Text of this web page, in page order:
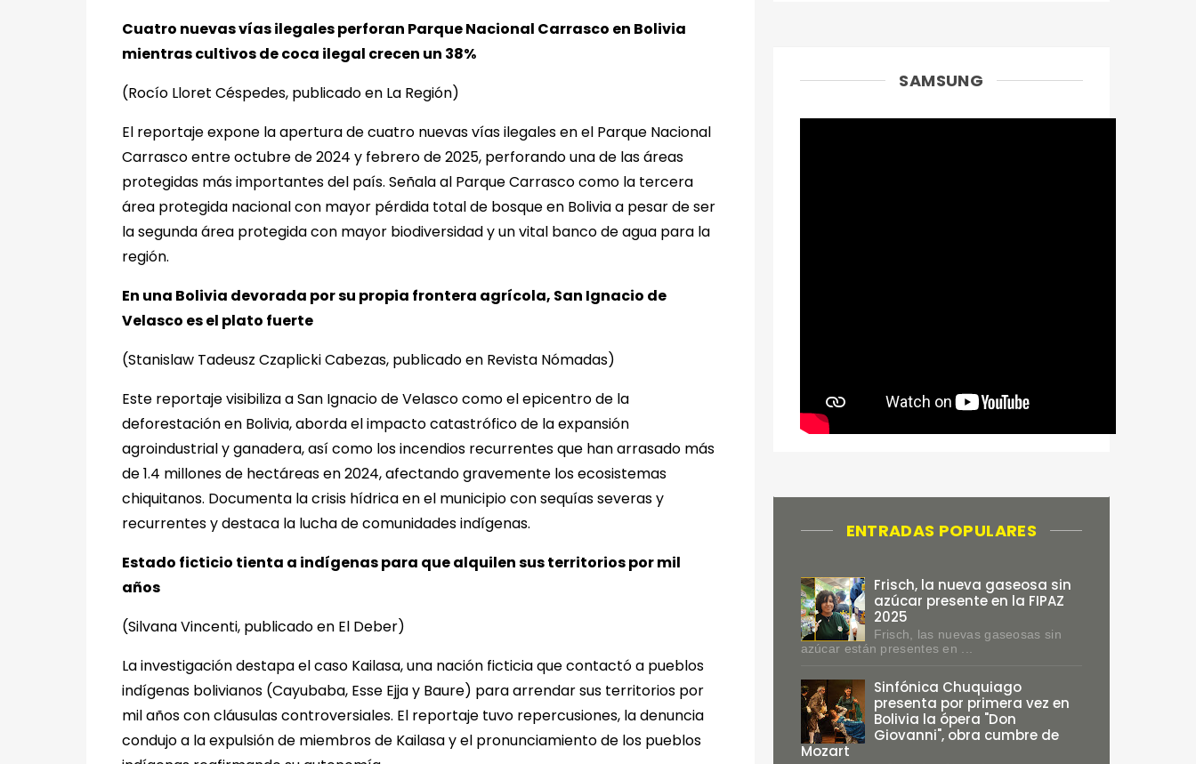
Cuatro nuevas vías ilegales perforan Parque Nacional Carrasco en Bolivia
mientras cultivos de coca ilegal crecen un 38%
(Rocío Lloret Céspedes, publicado en La Región)
El reportaje expone la apertura de cuatro nuevas vías ilegales en el Parque Nacional
Carrasco entre octubre de 2024 y febrero de 2025, perforando una de las áreas
protegidas más importantes del país. Señala al Parque Carrasco como la tercera
área protegida nacional con mayor pérdida total de bosque en Bolivia a pesar de ser
la segunda área protegida con mayor biodiversidad y un vital banco de agua para la
región.
En una Bolivia devorada por su propia frontera agrícola, San Ignacio de
Velasco es el plato fuerte
(Stanislaw Tadeusz Czaplicki Cabezas, publicado en Revista Nómadas)
Este reportaje visibiliza a San Ignacio de Velasco como el epicentro de la
deforestación en Bolivia, aborda el impacto catastrófico de la expansión
agroindustrial y ganadera, así como los incendios recurrentes que han arrasado más
de 1.4 millones de hectáreas en 2024, afectando gravemente los ecosistemas
chiquitanos. Documenta la crisis hídrica en el municipio con sequías severas y
recurrentes y destaca la lucha de comunidades indígenas.
Estado ficticio tienta a indígenas para que alquilen sus territorios por mil
años
(Silvana Vincenti, publicado en El Deber)
La investigación destapa el caso Kailasa, una nación ficticia que contactó a pueblos
indígenas bolivianos (Cayubaba, Esse Ejja y Baure) para arrendar sus territorios por
mil años con cláusulas controversiales. El reportaje tuvo repercusiones, la denuncia
condujo a la expulsión de miembros de Kailasa y el pronunciamiento de los pueblos
SAMSUNG
ENTRADAS POPULARES
Frisch, la nueva gaseosa sin
azúcar presente en la FIPAZ
2025
Frisch, las nuevas gaseosas sin
azúcar están presentes en ...
Sinfónica Chuquiago
presenta por primera vez en
Bolivia la ópera "Don
Giovanni", obra cumbre de
Mozart